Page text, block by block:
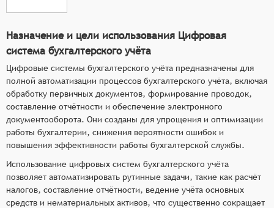
Назначение и цели использования Цифровая
система бухгалтерского учёта
Цифровые системы бухгалтерского учёта предназначены для
полной автоматизации процессов бухгалтерского учёта, включая
обработку первичных документов, формирование проводок,
составление отчётности и обеспечение электронного
документооборота. Они созданы для упрощения и оптимизации
работы бухгалтерии, снижения вероятности ошибок и
повышения эффективности работы бухгалтерской службы.
Использование цифровых систем бухгалтерского учёта
позволяет автоматизировать рутинные задачи, такие как расчёт
налогов, составление отчётности, ведение учёта основных
средств и нематериальных активов, что существенно сокращает